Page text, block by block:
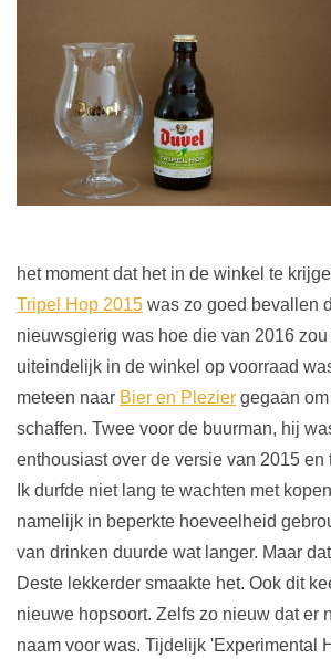
het moment dat het in de winkel te
Tripel Hop 2015 was zo goed bevallen
nieuwsgierig was hoe die van 2016
uiteindelijk in de winkel op voorraad
meteen naar Bier en Plezier gegaan
schaffen. Twee voor de buurman, hij
enthousiast over de versie van 2015 en
Ik durfde niet lang te wachten met
namelijk in beperkte hoeveelheid
van drinken duurde wat langer. Maar
Deste lekkerder smaakte het. Ook dit
nieuwe hopsoort. Zelfs zo nieuw dat er
naam voor was. Tijdelijk 'Experimental